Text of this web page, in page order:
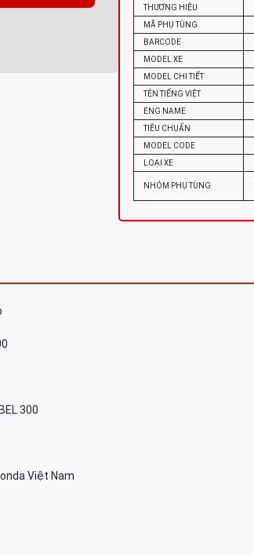
THƯƠNG HIỆU
MÃ PHỤ TÙNG
BARCODE
MODEL XE
MODEL CHI TIẾT
TÊN TIẾNG VIỆT
ENG NAME
TIÊU CHUẨN
MODEL CODE
LOẠI XE
NHÓM PHỤ TÙNG
300
Việt Nam